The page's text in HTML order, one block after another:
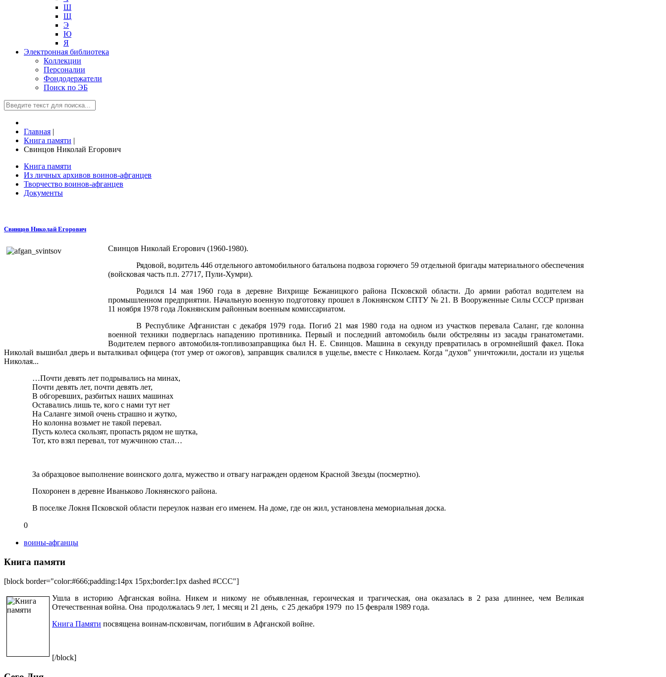
Ш
Щ
Э
Ю
Я
Электронная библиотека
Коллекции
Персоналии
Фондодержатели
Поиск по ЭБ
Главная |
Книга памяти |
Свинцов Николай Егорович
Книга памяти
Из личных архивов воинов-афганцев
Творчество воинов-афганцев
Документы
Свинцов Николай Егорович
Свинцов Николай Егорович (1960-1980).
Рядовой, водитель 446 отдельного автомобильного батальона подвоза горючего 59 отдельной бригады материального обеспечения
(войсковая часть п.п. 27717, Пули-Хумри).
Родился 14 мая 1960 года в деревне Вихрище Бежаницкого района Псковской области. До армии работал водителем на
промышленном предприятии. Начальную военную подготовку прошел в Локнянском СПТУ № 21. В Вооруженные Силы СССР призван
11 ноября 1978 года Локнянским районным военным комиссариатом.
В Республике Афганистан с декабря 1979 года. Погиб 21 мая 1980 года на одном из участков перевала Саланг, где колонна
военной техники подверглась нападению противника. Первый и последний автомобиль были обстреляны из засады гранатометами.
Водителем первого автомобиля-топливозаправщика был Н. Е. Свинцов. Машина в секунду превратилась в огромнейший факел. Пока
Николай вышибал дверь и выталкивал офицера (тот умер от ожогов), заправщик свалился в ущелье, вместе с Николаем. Когда "духов" уничтожили, достали из ущелья
Николая...
…Почти девять лет подрывались на минах,
Почти девять лет, почти девять лет,
В обгоревших, разбитых наших машинах
Оставались лишь те, кого с нами тут нет
На Саланге зимой очень страшно и жутко,
Но колонна возьмет не такой перевал.
Пусть колеса скользят, пропасть рядом не шутка,
Тот, кто взял перевал, тот мужчиною стал…
За образцовое выполнение воинского долга, мужество и отвагу награжден орденом Красной Звезды (посмертно).
Похоронен в деревне Иваньково Локнянского района.
В поселке Локня Псковской области переулок назван его именем. На доме, где он жил, установлена мемориальная доска.
0
воины-афганцы
Книга памяти
[block border="color:#666;padding:14px 15px;border:1px dashed #CCC"]
Ушла в историю Афганская война. Никем и никому не объявленная, героическая и трагическая, она оказалась в 2 раза длиннее, чем Великая
Отечественная война. Она продолжалась 9 лет, 1 месяц и 21 день, с 25 декабря 1979 по 15 февраля 1989 года.
Книга Памяти посвящена воинам-псковичам, погибшим в Афганской войне.
[/block]